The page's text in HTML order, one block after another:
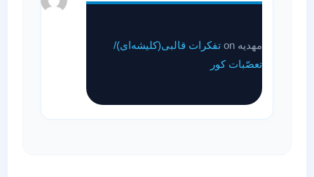
مهدیه on
تفکرات قالبی(کلیشه‌ای)/
تعصّبات کور